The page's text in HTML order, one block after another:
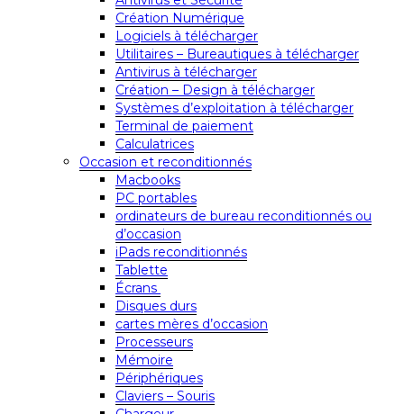
Création Numérique
Logiciels à télécharger
Utilitaires – Bureautiques à télécharger
Antivirus à télécharger
Création – Design à télécharger
Systèmes d’exploitation à télécharger
Terminal de paiement
Calculatrices
Occasion et reconditionnés
Macbooks
PC portables
ordinateurs de bureau reconditionnés ou
d’occasion
iPads reconditionnés
Tablette
Écrans
Disques durs
cartes mères d’occasion
Processeurs
Mémoire
Périphériques
Claviers – Souris